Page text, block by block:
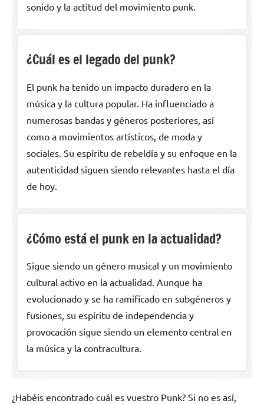
sonido y la actitud del movimiento punk.
¿Cuál es el legado del punk?
El punk ha tenido un impacto duradero en la
música y la cultura popular. Ha influenciado a
numerosas bandas y géneros posteriores, así
como a movimientos artísticos, de moda y
sociales. Su espíritu de rebeldía y su enfoque en la
autenticidad siguen siendo relevantes hasta el día
de hoy.
¿Cómo está el punk en la actualidad?
Sigue siendo un género musical y un movimiento
cultural activo en la actualidad. Aunque ha
evolucionado y se ha ramificado en subgéneros y
fusiones, su espíritu de independencia y
provocación sigue siendo un elemento central en
la música y la contracultura.
¿Habéis encontrado cuál es vuestro Punk? Si no es así,